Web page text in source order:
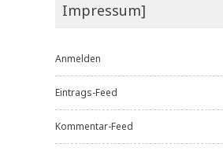
Impressum]
Anmelden
Eintrags-Feed
Kommentar-Feed